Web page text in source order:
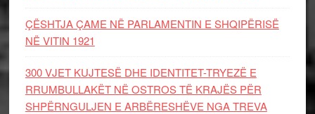
ÇËSHTJA ÇAME NË PARLAMENTIN E SHQIPËRISË
NË VITIN 1921
300 VJET KUJTESË DHE IDENTITET-TRYEZË E
RRUMBULLAKËT NË OSTROS TË KRAJËS PËR
SHPËRNGULJEN E ARBËRESHËVE NGA TREVA